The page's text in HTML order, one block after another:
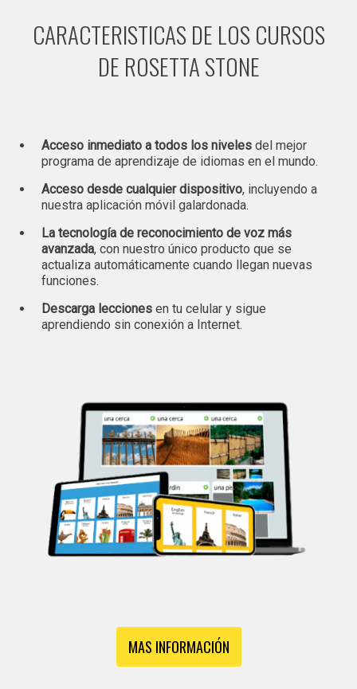
CARACTERISTICAS DE LOS CURSOS
DE ROSETTA STONE
Acceso inmediato a todos los nivelesdel mejor
programa de aprendizaje de idiomas en el mundo.
Acceso desde cualquier dispositivo, incluyendo a
nuestra aplicación móvil galardonada.
La tecnología de reconocimiento de voz más
avanzada, con nuestro único producto que se
actualiza automáticamente cuando llegan nuevas
funciones.
Descarga leccionesen tu celular y sigue
aprendiendo sin conexión a Internet.
MAS INFORMACIÓN